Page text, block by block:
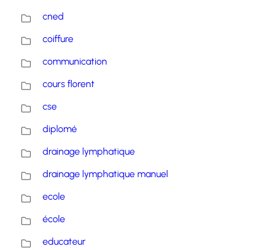
cned
coiffure
communication
cours florent
cse
diplomé
drainage lymphatique
drainage lymphatique manuel
ecole
école
educateur